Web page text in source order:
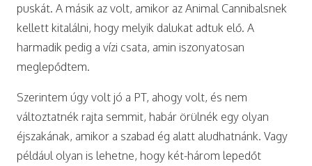
puskát. A másik az volt, amikor az Animal Cannibalsnek
kellett kitalálni, hogy melyik dalukat adtuk elő. A
harmadik pedig a vízi csata, amin iszonyatosan
meglepődtem.
Szerintem úgy volt jó a PT, ahogy volt, és nem
változtatnék rajta semmit, habár örülnék egy olyan
éjszakának, amikor a szabad ég alatt aludhatnánk. Vagy
például olyan is lehetne, hogy két-három lepedőt